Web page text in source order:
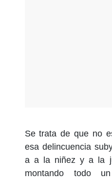
Se trata de que no
esa delincuencia
a a la niñez y a la
montando todo